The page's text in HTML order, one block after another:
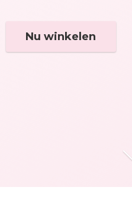
Nu winkelen